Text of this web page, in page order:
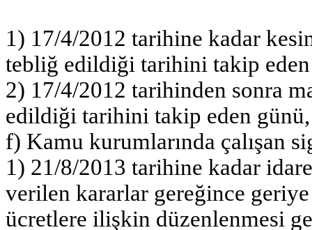
1) 17/4/2012 tarihine kadar
tebliğ edildiği tarihini takip
2) 17/4/2012 tarihinden sonra
edildiği tarihini takip eden günü,
f) Kamu kurumlarında çalışan
1) 21/8/2013 tarihine kadar
verilen kararlar gereğince
ücretlere ilişkin düzenlenmesi